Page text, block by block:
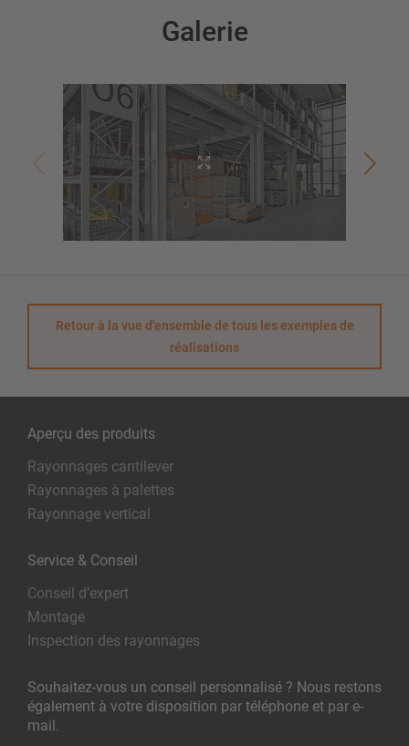
Galerie
Retour à la vue d'ensemble de tous les exemples de
réalisations
Aperçu des produits
Rayonnages cantilever
Rayonnages à palettes
Rayonnage vertical
Service & Conseil
Conseil d’expert
Montage
Inspection des rayonnages
Souhaitez-vous un conseil personnalisé ? Nous restons
également à votre disposition par téléphone et par e-
mail.